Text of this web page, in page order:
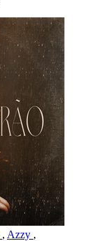
, Azzy ,